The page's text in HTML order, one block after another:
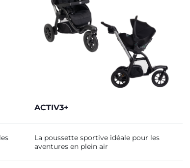
ACTIV3+
La poussette sportive idéale pour les
aventures en plein air